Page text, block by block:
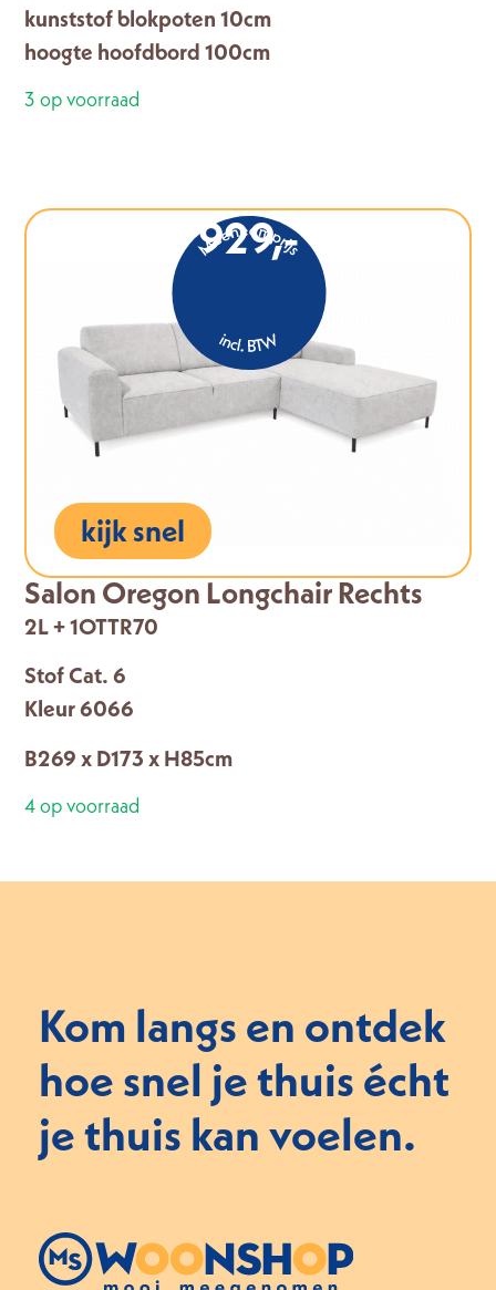
kunststof blokpoten 10cm
hoogte hoofdbord 100cm
3 op voorraad
929,-
kijk snel
Salon Oregon Longchair Rechts
2L + 1OTTR70
Stof Cat. 6
Kleur 6066
B269 x D173 x H85cm
4 op voorraad
Kom langs en ontdek
hoe snel je thuis écht
je thuis kan voelen.